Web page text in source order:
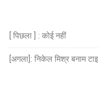
[ पिछला ] : कोई नहीं
[अगला]: निकेल मिश्र बनाम